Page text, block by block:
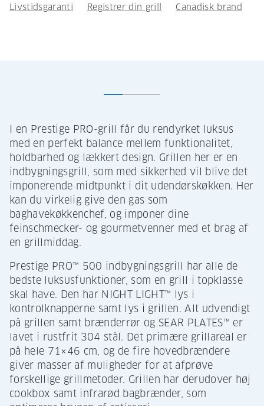
Livstidsgaranti Registrer din grill Canadisk brand
I en Prestige PRO-grill får du rendyrket luksus
med en perfekt balance mellem funktionalitet,
holdbarhed og lækkert design. Grillen her er en
indbygningsgrill, som med sikkerhed vil blive det
imponerende midtpunkt i dit udendørskøkken. Her
kan du virkelig give den gas som
baghavekøkkenchef, og imponer dine
feinschmecker- og gourmetvenner med et brag af
en grillmiddag.
Prestige PRO™ 500 indbygningsgrill har alle de
bedste luksusfunktioner, som en grill i topklasse
skal have. Den har NIGHT LIGHT™ lys i
kontrolknapperne samt lys i grillen. Alt udvendigt
på grillen samt brænderrør og SEAR PLATES™ er
lavet i rustfrit 304 stål. Det primære grillareal er
på hele 71×46 cm, og de fire hovedbrændere
giver masser af muligheder for at afprøve
forskellige grillmetoder. Grillen har derudover høj
cookbox samt infrarød bagbrænder, som